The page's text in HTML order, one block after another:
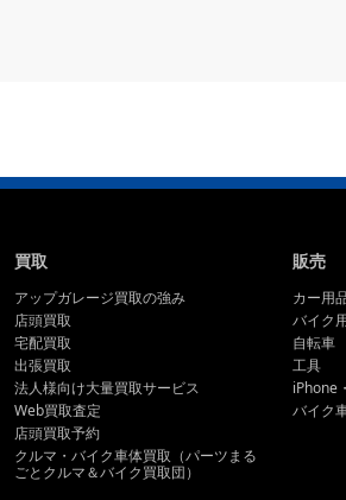
買取
アップガレージ買取の強み
店頭買取
宅配買取
出張買取
法人様向け大量買取サービス
Web買取査定
店頭買取予約
クルマ・バイク車体買取（パーツまる
ごとクルマ＆バイク買取団）
販売
カー用
バイク
自転車
工具
iPhone
バイク